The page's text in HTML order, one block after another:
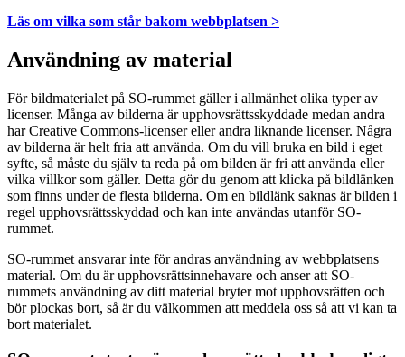
Läs om vilka som står bakom webbplatsen >
Användning av material
För bildmaterialet på SO-rummet gäller i allmänhet olika typer av
licenser. Många av bilderna är upphovsrättsskyddade medan andra
har Creative Commons-licenser eller andra liknande licenser. Några
av bilderna är helt fria att använda. Om du vill bruka en bild i eget
syfte, så måste du själv ta reda på om bilden är fri att använda eller
vilka villkor som gäller. Detta gör du genom att klicka på bildlänken
som finns under de flesta bilderna. Om en bildlänk saknas är bilden i
regel upphovsrättsskyddad och kan inte användas utanför SO-
rummet.
SO-rummet ansvarar inte för andras användning av webbplatsens
material. Om du är upphovsrättsinnehavare och anser att SO-
rummets användning av ditt material bryter mot upphovsrätten och
bör plockas bort, så är du välkommen att meddela oss så att vi kan ta
bort materialet.